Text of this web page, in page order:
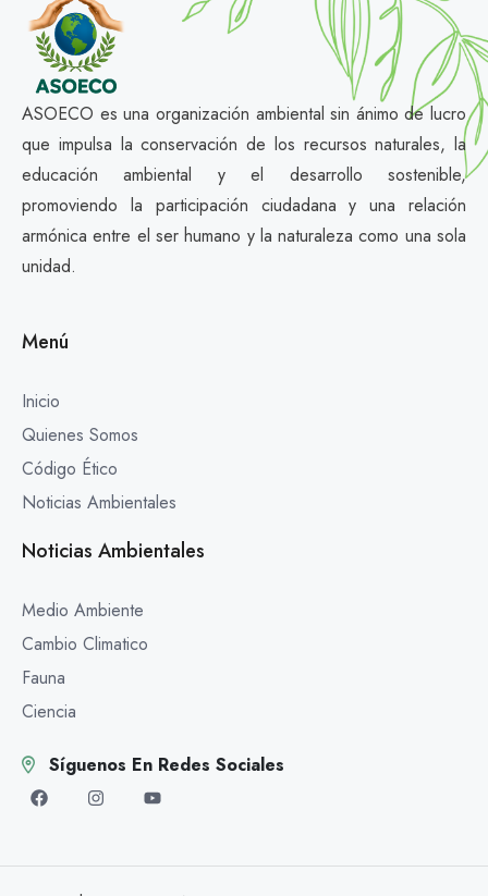
ASOECO es una organización ambiental sin ánimo de lucro
que impulsa la conservación de los recursos naturales, la
educación ambiental y el desarrollo sostenible,
promoviendo la participación ciudadana y una relación
armónica entre el ser humano y la naturaleza como una sola
unidad.
Menú
Inicio
Quienes Somos
Código Ético
Noticias Ambientales
Noticias Ambientales
Medio Ambiente
Cambio Climatico
Fauna
Ciencia
Síguenos En Redes Sociales